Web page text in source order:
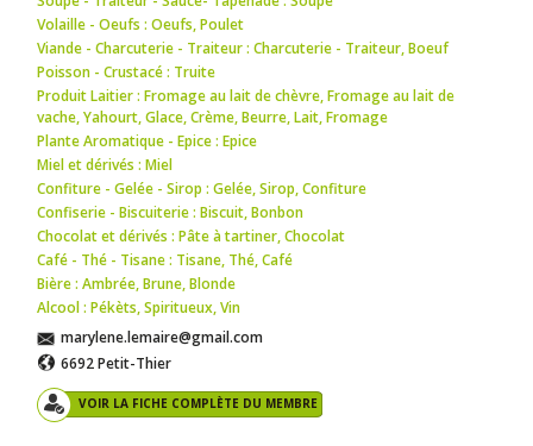
Volaille - Oeufs : Oeufs,Poulet
Viande - Charcuterie - Traiteur : Charcuterie - Traiteur,Boeuf
Poisson - Crustacé : Truite
Produit Laitier : Fromage au lait de chèvre,Fromage au lait de
vache,Yahourt,Glace,Crème,Beurre,Lait,Fromage
Plante Aromatique - Epice : Epice
Miel et dérivés : Miel
Confiture - Gelée - Sirop : Gelée,Sirop,Confiture
Confiserie - Biscuiterie : Biscuit,Bonbon
Chocolat et dérivés : Pâte à tartiner,Chocolat
Café - Thé - Tisane : Tisane, Thé,Café
Bière : Ambrée,Brune,Blonde
Alcool : Pékèts,Spiritueux,Vin
marylene.lemaire@gmail.com
6692 Petit-Thier
VOIR LA FICHE COMPLÈTE DU MEMBRE